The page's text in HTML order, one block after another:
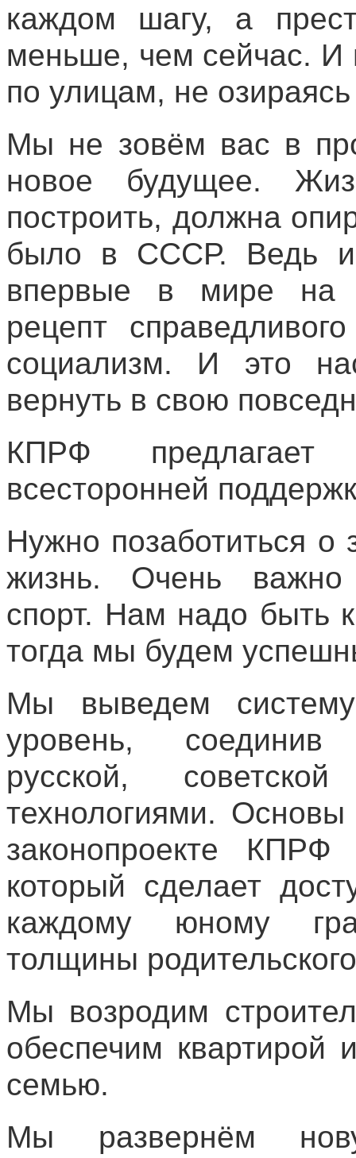
каждом шагу, а
меньше, чем сейчас. И
по улицам, не
Мы не зовём вас в
новое будущее.
построить, должна
было в СССР. Ведь
впервые в мире на
рецепт
социализм. И это
вернуть в свою
КПРФ предлагает
всесторонней
Нужно позаботиться о
жизнь. Очень важно
спорт. Нам надо быть
тогда мы будем
Мы выведем
уровень, соединив
русской,
технологиями.
законопроекте
который сделает
каждому юному
толщины
Мы возродим
обеспечим
семью.
Мы развернём